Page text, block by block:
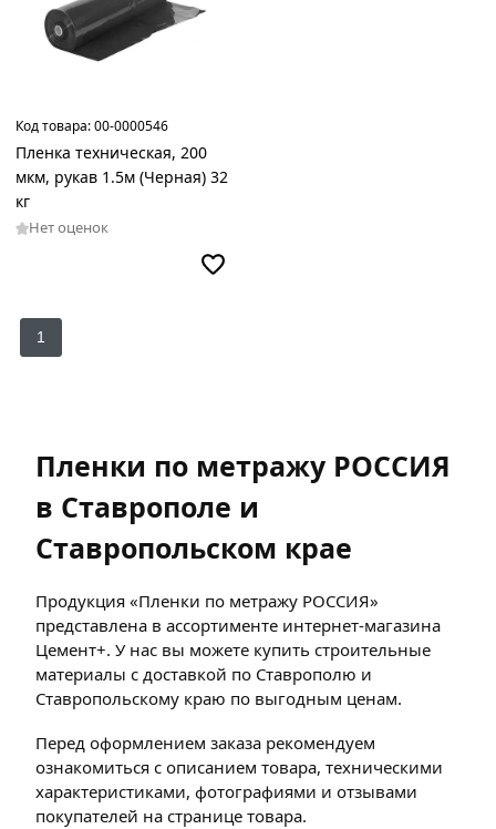
Код товара:00-0000546
Пленка техническая, 200
мкм, рукав 1.5м (Черная) 32
кг
Нет оценок
1
Пленки по метражу РОССИЯ
в Ставрополе и
Ставропольском крае
Продукция «Пленки по метражу РОССИЯ»
представлена в ассортименте интернет-магазина
Цемент+. У нас вы можете купить строительные
материалы с доставкой по Ставрополю и
Ставропольскому краю по выгодным ценам.
Перед оформлением заказа рекомендуем
ознакомиться с описанием товара, техническими
характеристиками, фотографиями и отзывами
покупателей на странице товара.